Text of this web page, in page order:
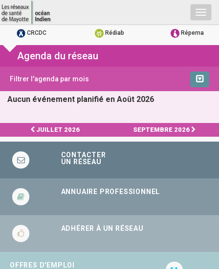
CRCDC Rédiab Répema
Agenda du réseau
Filtrer l'agenda par mois
Aucun événement planifié en Août 2026
JUILLET 2026 SEPTEMBRE 2026
CONTACTER
UN RÉSEAU
ANNUAIRE PROFESSIONNEL
ADHÉRER À UN RÉSEAU
OFFRES D'EMPLOI